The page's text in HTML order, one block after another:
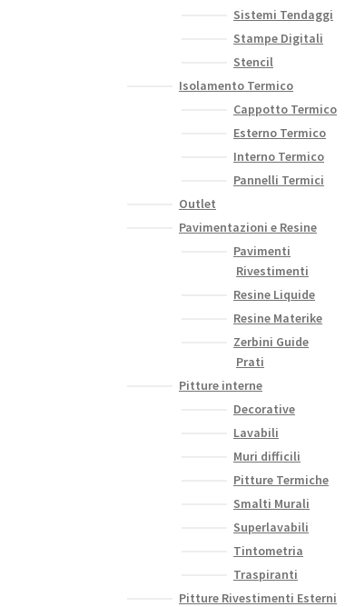
Sistemi Tendaggi
Stampe Digitali
Stencil
Isolamento Termico
Cappotto Termico
Esterno Termico
Interno Termico
Pannelli Termici
Outlet
Pavimentazioni e Resine
Pavimenti
Rivestimenti
Resine Liquide
Resine Materike
Zerbini Guide
Prati
Pitture interne
Decorative
Lavabili
Muri difficili
Pitture Termiche
Smalti Murali
Superlavabili
Tintometria
Traspiranti
Pitture Rivestimenti Esterni